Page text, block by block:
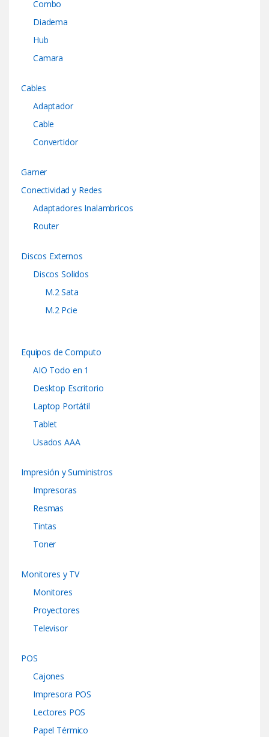
Combo
Diadema
Hub
Camara
Cables
Adaptador
Cable
Convertidor
Gamer
Conectividad y Redes
Adaptadores Inalambricos
Router
Discos Externos
Discos Solidos
M.2 Sata
M.2 Pcie
Equipos de Computo
AIO Todo en 1
Desktop Escritorio
Laptop Portátil
Tablet
Usados AAA
Impresión y Suministros
Impresoras
Resmas
Tintas
Toner
Monitores y TV
Monitores
Proyectores
Televisor
POS
Cajones
Impresora POS
Lectores POS
Papel Térmico